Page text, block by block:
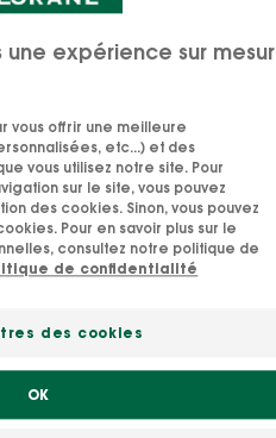
une expérience sur
vous offrir une meilleure
etc...) et des
vous utilisez notre site. Pour
sur le site, vous pouvez
des cookies. Sinon, vous pouvez
Pour en savoir plus sur le
consultez notre politique de
de confidentialité
des cookies
OK